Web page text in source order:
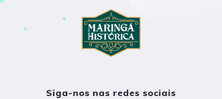
Siga-nos nas redes sociais